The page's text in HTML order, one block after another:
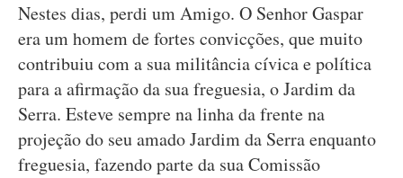
Nestes dias, perdi um Amigo. O Senhor Gaspar
era um homem de fortes convicções, que muito
contribuiu com a sua militância cívica e política
para a afirmação da sua freguesia, o Jardim da
Serra. Esteve sempre na linha da frente na
projeção do seu amado Jardim da Serra enquanto
freguesia, fazendo parte da sua Comissão